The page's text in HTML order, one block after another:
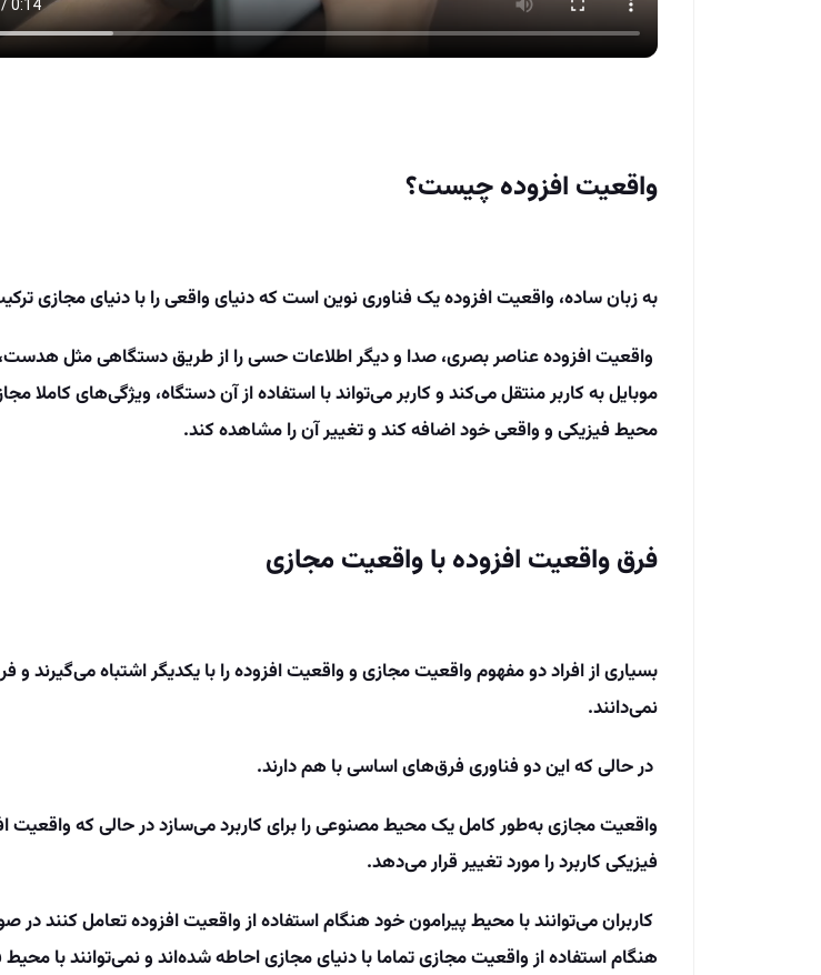
واقعیت افزوده چیست؟
به زبان ساده، واقعیت افزوده یک فناوری نوین است که دنیای واقعی را با دنیای مجازی
واقعیت افزوده عناصر بصری، صدا و دیگر اطلاعات حسی را از طریق دستگاهی مثل
موبایل به کاربر منتقل می‌کند و کاربر می‌تواند با استفاده از آن دستگاه، ویژگی‌های کاملا
محیط فیزیکی و واقعی خود اضافه کند و تغییر آن را مشاهده کند.
فرق واقعیت افزوده با واقعیت مجازی
بسیاری از افراد دو مفهوم واقعیت مجازی و واقعیت افزوده را با یکدیگر اشتباه می‌گیرند و
نمی‌دانند.
در حالی که این دو فناوری فرق‌های اساسی با هم دارند.
واقعیت مجازی به‌طور کامل یک محیط مصنوعی را برای کاربرد می‌سازد در حالی که واقعیت
فیزیکی کاربرد را مورد تغییر قرار می‌دهد.
کاربران می‌توانند با محیط پیرامون خود هنگام استفاده از واقعیت افزوده تعامل کنند در
هنگام استفاده از واقعیت مجازی تماما با دنیای مجازی احاطه شده‌اند و نمی‌توانند با